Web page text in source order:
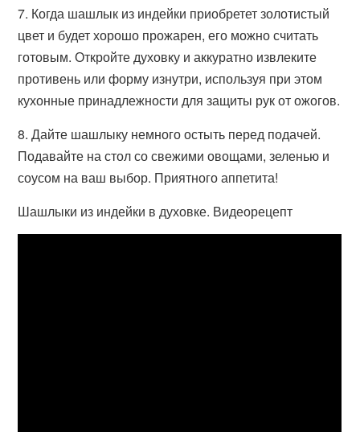
7. Когда шашлык из индейки приобретет золотистый
цвет и будет хорошо прожарен, его можно считать
готовым. Откройте духовку и аккуратно извлеките
противень или форму изнутри, используя при этом
кухонные принадлежности для защиты рук от ожогов.
8. Дайте шашлыку немного остыть перед подачей.
Подавайте на стол со свежими овощами, зеленью и
соусом на ваш выбор. Приятного аппетита!
Шашлыки из индейки в духовке. Видеорецепт